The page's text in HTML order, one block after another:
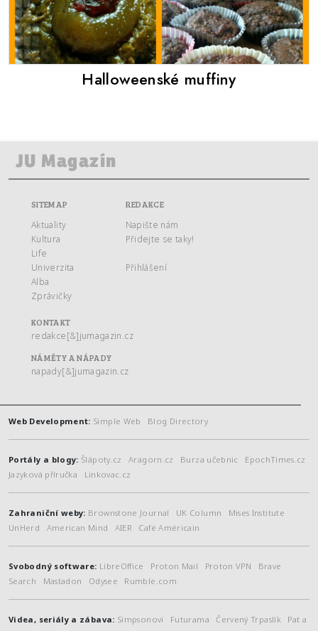
Halloweenské muffiny
SITEMAP
Aktuality
Kultura
Life
Univerzita
Alba
Zprávičky
REDAKCE
Napište nám
Přidejte se taky!
Přihlášení
KONTAKT
redakce[&]jumagazin.cz
NÁMĚTY A NÁPADY
napady[&]jumagazin.cz
Web Development: Simple Web Blog Directory
Portály a blogy:Šlápoty.cz Aragorn.cz Burza učebnic
EpochTimes.cz
Jazyková příručka
Linkovac.cz
Zahraniční weby: Brownstone Journal UK Column
Mises Institute
UnHerd
American Mind AIER Café Américain
Svobodný software: LibreOffice Proton Mail Proton VPN
Brave
Search
Mastadon Odysee Rumble.com
Videa, seriály a zábava: Simpsonovi Futurama Červený Trpaslík
Pat a